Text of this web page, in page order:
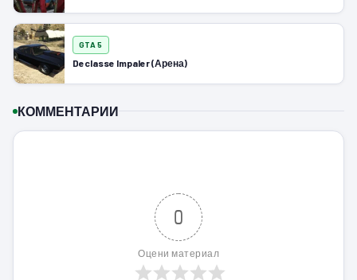
GTA 5
Declasse Impaler (Арена)
КОММЕНТАРИИ
0
Оцени материал